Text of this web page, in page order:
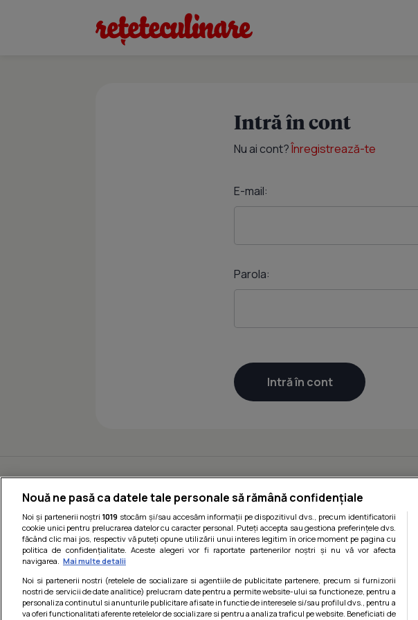
Intră în cont
Nu ai cont?Înregistrează-te
E-mail:
Parola:
Nouă ne pasă ca datele tale personale să rămână confidențiale
Noi și partenerii noștri1019 stocăm și/sau accesăm informații pe dispozitivul dvs., precum identificatorii
cookie unici pentru prelucrarea datelor cu caracter personal. Puteți accepta sau gestiona preferințele dvs.
făcând clic mai jos, respectiv vă puteți opune utilizării unui interes legitim în orice moment pe pagina cu
politica de confidențialitate. Aceste alegeri vor fi raportate partenerilor noștri și nu vă vor afecta
navigarea. Mai multe detalii
Noi si partenerii nostri (retelele de socializare si agentiile de publicitate partenere, precum si furnizorii
nostri de servicii de date analitice) prelucram date pentru a permite website-ului sa functioneze, pentru a
personaliza continutul si anunturile publicitare afisate in functie de interesele si/sau profilul dvs., pentru a
va oferi functionalitati aferente retelelor de socializare si pentru a analiza traficul pe website. Beneficiati de